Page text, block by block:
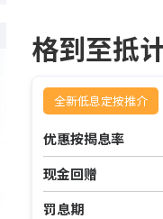
格到至抵
全新低息定按推介
优惠按揭息率
现金回赠
罚息期